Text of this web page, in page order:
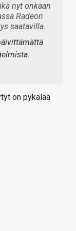
nyt onkaan
Radeon
saatavilla.
on pykälää